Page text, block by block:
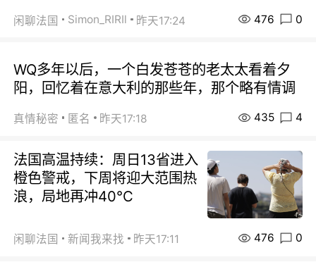
闲聊法国 Simon_RIRIl 昨天17:24 476 0
WQ多年以后，一个白发苍苍的老太太看着夕
阳，回忆着在意大利的那些年，那个略有情调
真情秘密 匿名 昨天17:18 435 4
法国高温持续：周日13省进入
橙色警戒，下周将迎大范围热
浪，局地再冲40℃
闲聊法国 新闻我来找 昨天17:11 476 0